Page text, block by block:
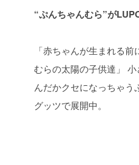
“ぷんちゃんむら”が
「赤ちゃんが生まれる
むらの太陽の子供達」
小
んだかクセになっちゃ
グッツで展開中。